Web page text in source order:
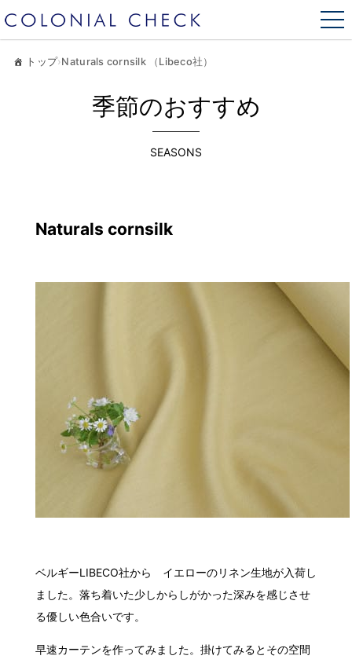
トップ›Naturals cornsilk （Libeco社）
季節のおすすめ
SEASONS
Naturals cornsilk
ベルギーLIBECO社から イエローのリネン生地が入荷し
ました。落ち着いた少しからしがかった深みを感じさせ
る優しい色合いです。
早速カーテンを作ってみました。掛けてみるとその空間